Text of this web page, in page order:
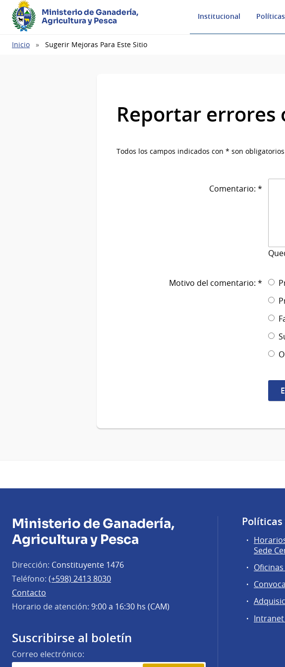
Ministerio de Ganadería,
Agricultura y Pesca
Institucional
Ruta
Inicio Sugerir Mejoras Para Este Sitio
Reportar errores
Todos los campos indicados con * son obligatorios
Comentario: *
Motivo del comentario: *
Ministerio de Ganadería,
Agricultura y Pesca
Dirección: Constituyente 1476
Teléfono: (+598) 2413 8030
Contacto
Horario de atención: 9:00 a 16:30 hs (CAM)
Suscribirse al boletín
Correo electrónico:
Sede